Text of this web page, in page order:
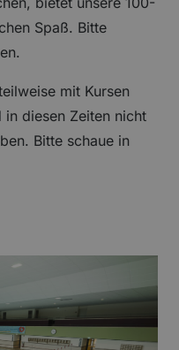
Spaß. Bitte
mit Kursen
diesen Zeiten nicht
Bitte schaue in